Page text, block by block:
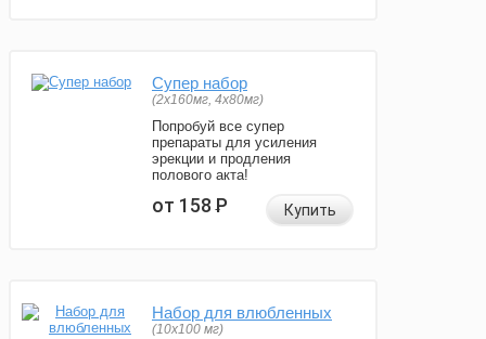
Супер набор
(2х160мг, 4х80мг)
Попробуй все супер
препараты для усиления
эрекции и продления
полового акта!
от 158Р Купить
Набор для влюбленных
(10х100 мг)